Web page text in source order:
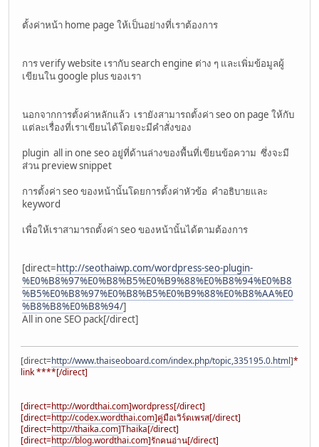
ตั้งค่าหน้า home page ให้เป็นอย่างที่เราต้องการ
การ verify website เรากับ search engine ต่าง ๆ และเพิ่มข้อมูลผู้
เขียนใน google plus ของเรา
นอกจากการตั้งค่าหลักแล้ว เรายังสามารถตั้งค่า seo on page ให้กับ
แต่ละเรื่องที่เราเขียนได้โดยจะมีคำสั่งของ
plugin all in one seo อยู่ที่ด้านล่างของพื้นที่เขียนข้อความ ซึ่งจะมี
ส่วน preview snippet
การตั้งค่า seo ของหน้านั้นโดยการตั้งค่าหัวข้อ คำอธิบายและ
keyword
เพื่อให้เราสามารถตั้งค่า seo ของหน้านั้นได้ตามต้องการ
[direct=http://seothaiwp.com/wordpress-seo-plugin-
%E0%B8%97%E0%B8%B5%E0%B9%88%E0%B8%94%E0%B8
%B5%E0%B8%97%E0%B8%B5%E0%B9%88%E0%B8%AA%E0
%B8%B8%E0%B8%94/]
All in one SEO pack[/direct]
[direct=http://www.thaiseoboard.com/index.php/topic,335195.0.html]****
link ****[/direct]
[direct=http://wordthai.com]wordpress[/direct]
[direct=http://codex.wordthai.com]คู่มือเวิร์ดเพรส[/direct]
[direct=http://thaika.com]Thaika[/direct]
[direct=http://blog.wordthai.com]รักคนอ่าน[/direct]